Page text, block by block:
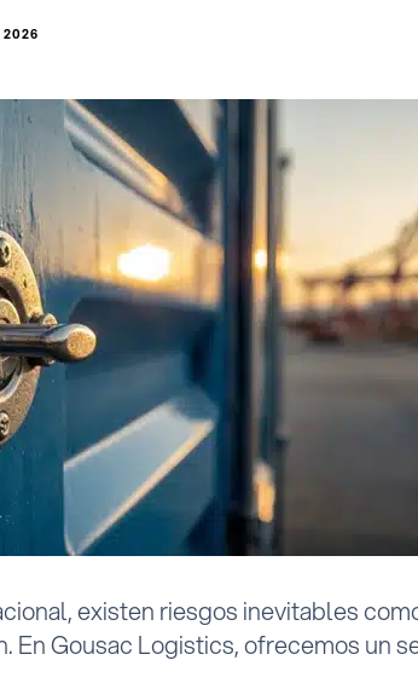
2026
existen riesgos inevitables
En Gousac Logistics, ofrecemos un